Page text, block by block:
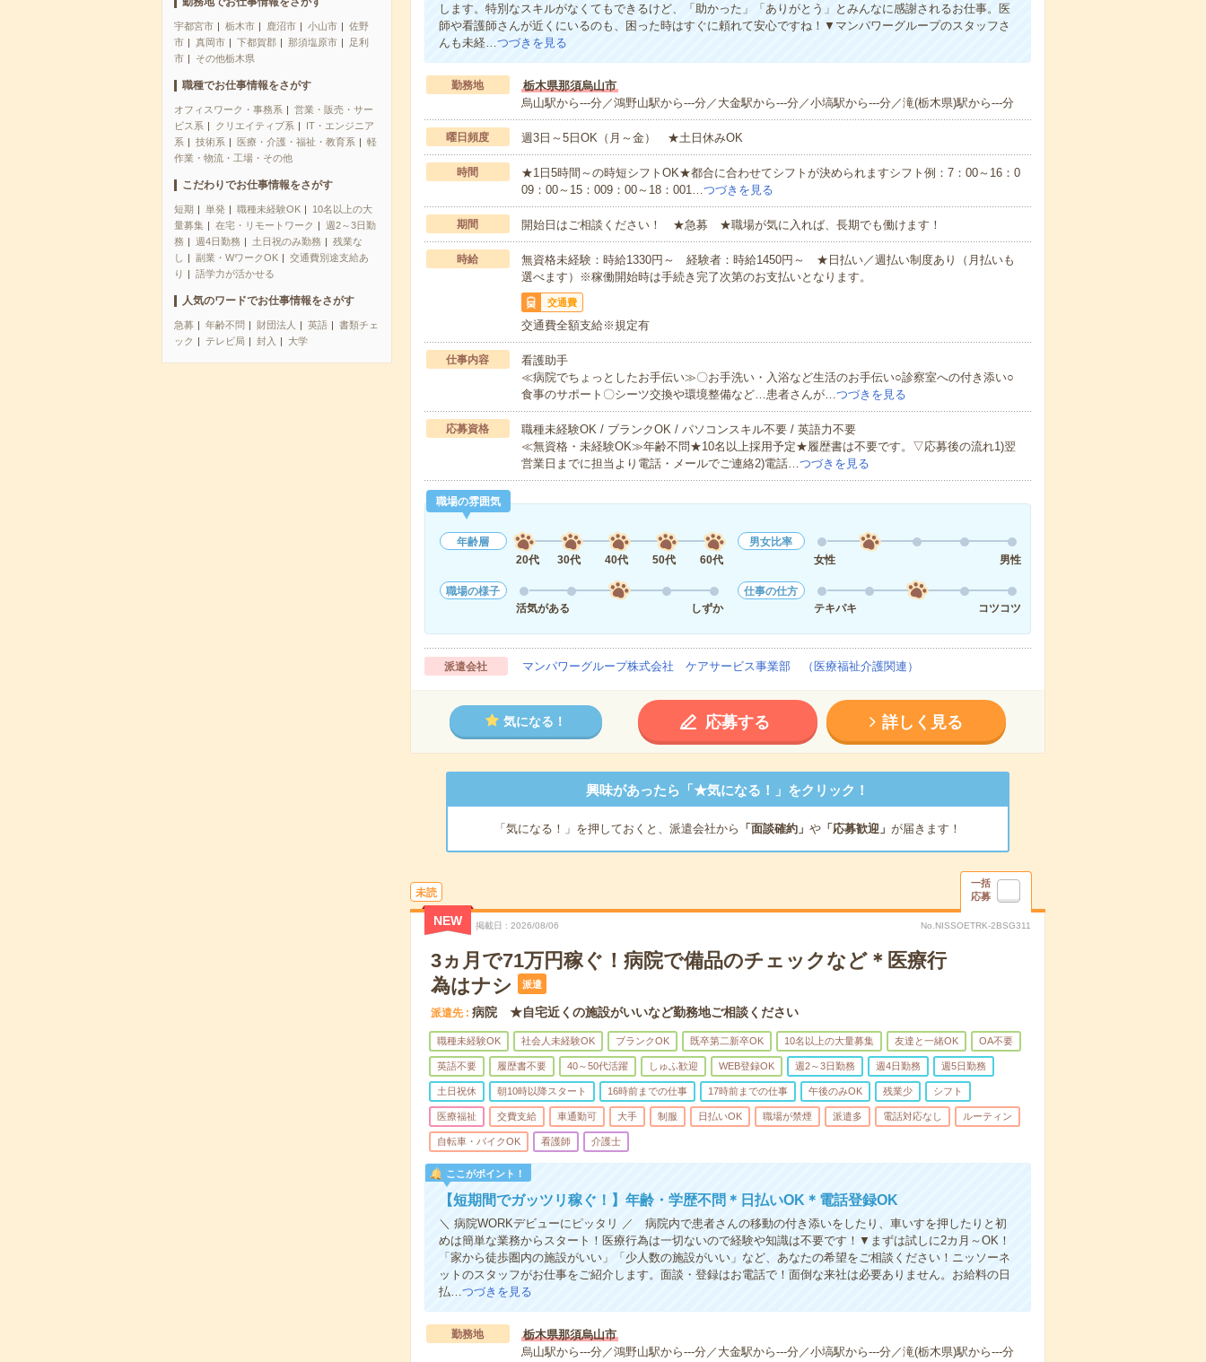
宇都宮市 栃木市 鹿沼市 小山市
佐野
市
真岡市 下都賀郡 那須塩原市
足利
市
その他栃木県
職種でお仕事情報をさがす
オフィスワーク・事務系
営業・販売・サー
ビス系
クリエイティブ系
IT・エンジニア
系
技術系 医療・介護・福祉・教育系
軽
作業・物流・工場・その他
こだわりでお仕事情報をさがす
短期 単発 職種未経験OK
10名以上の大
量募集
在宅・リモートワーク
週2～3日勤
務
週4日勤務 土日祝のみ勤務
残業な
し
副業・WワークOK
交通費別途支給あ
り
語学力が活かせる
人気のワードでお仕事情報をさがす
急募 年齢不問 財団法人 英語
書類チェ
ック
テレビ局 封入 大学
します。特別なスキルがなくてもできるけど、「助かった」「ありがとう」とみんなに感謝されるお仕事。医
師や看護師さんが近くにいるのも、困った時はすぐに頼れて安心ですね！▼マンパワーグループのスタッフさ
んも未経…つづきを見る
勤務地
栃木県那須烏山市
烏山駅から---分／鴻野山駅から---分／大金駅から---分／小塙駅から---分／滝(栃木県)駅から---分
曜日頻度 週3日～5日OK（月～金） ★土日休みOK
時間
★1日5時間～の時短シフトOK★都合に合わせてシフトが決められますシフト例：7：00～16：0
09：00～15：009：00～18：001…つづきを見る
期間 開始日はご相談ください！ ★急募 ★職場が気に入れば、長期でも働けます！
時給
無資格未経験：時給1330円～ 経験者：時給1450円～ ★日払い／週払い制度あり（月払いも
選べます）※稼働開始時は手続き完了次第のお支払いとなります。
交通費
交通費全額支給※規定有
仕事内容
看護助手
≪病院でちょっとしたお手伝い≫〇お手洗い・入浴など生活のお手伝い○診察室への付き添い○
食事のサポート〇シーツ交換や環境整備など…患者さんが…つづきを見る
応募資格
職種未経験OK / ブランクOK / パソコンスキル不要 / 英語力不要
≪無資格・未経験OK≫年齢不問★10名以上採用予定★履歴書は不要です。▽応募後の流れ1)翌
営業日までに担当より電話・メールでご連絡2)電話…つづきを見る
職場の雰囲気
年齢層
20代
30代 40代 50代 60代
男女比率
女性
男性
職場の様子
活気がある
しずか
仕事の仕方
テキパキ
コツコツ
派遣会社 マンパワーグループ株式会社 ケアサービス事業部 （医療福祉介護関連）
気になる！ 応募する 詳しく見る
興味があったら「★気になる！」をクリック！
「気になる！」を押しておくと、派遣会社から 「面談確約」 や「応募歓迎」 が届きます！
未読
一括
応募
NEW 掲載日 2026/08/06 No.NISSOETRK-2BSG311
3ヵ月で71万円稼ぐ！病院で備品のチェックなど＊医療行
為はナシ
派遣
派遣先 病院 ★自宅近くの施設がいいなど勤務地ご相談ください
職種未経験OK 社会人未経験OK ブランクOK 既卒第二新卒OK 10名以上の大量募集 友達と一緒OK OA不要
英語不要 履歴書不要 40～50代活躍 しゅふ歓迎 WEB登録OK 週2～3日勤務 週4日勤務 週5日勤務
土日祝休 朝10時以降スタート 16時前までの仕事 17時前までの仕事 午後のみOK 残業少 シフト
医療福祉 交費支給 車通勤可 大手 制服 日払いOK 職場が禁煙 派遣多 電話対応なし ルーティン
自転車・バイクOK 看護師 介護士
ここがポイント！
【短期間でガッツリ稼ぐ！】年齢・学歴不問＊日払いOK＊電話登録OK
＼ 病院WORKデビューにピッタリ ／ 病院内で患者さんの移動の付き添いをしたり、車いすを押したりと初
めは簡単な業務からスタート！医療行為は一切ないので経験や知識は不要です！▼まずは試しに2カ月～OK！
「家から徒歩圏内の施設がいい」「少人数の施設がいい」など、あなたの希望をご相談ください！ニッソーネ
ットのスタッフがお仕事をご紹介します。面談・登録はお電話で！面倒な来社は必要ありません。お給料の日
払…つづきを見る
勤務地
栃木県那須烏山市
烏山駅から---分／鴻野山駅から---分／大金駅から---分／小塙駅から---分／滝(栃木県)駅から---分